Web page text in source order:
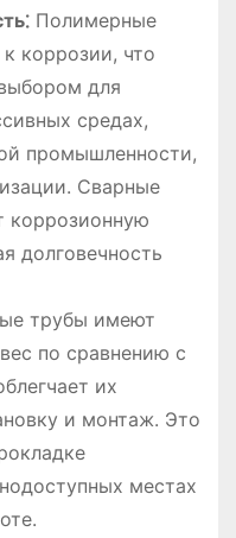
Полимерные
коррозии, что
для
средах,
промышленности,
Сварные
коррозионную
долговечность
трубы имеют
по сравнению с
их
и монтаж. Это
местах